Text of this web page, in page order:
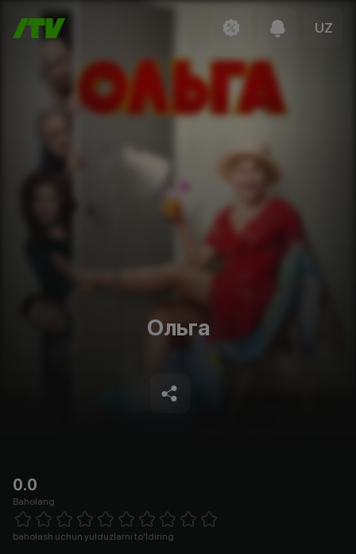
UZ
Ольга
0.0
Baholang
1 Star 2 Stars 3 Stars 4 Stars5 Stars 6 Stars7 Stars8 Stars
baholash uchun yulduzlarni to'ldiring